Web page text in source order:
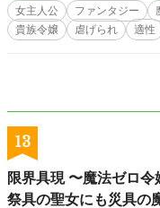
女主人公 ファンタジー
貴族令嬢
虐げられ 適性
13
限界具現 〜魔法ゼロ令
祭具の聖女にも災具の